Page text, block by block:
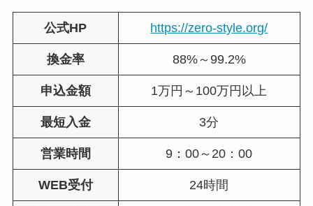
公式HP https://zero-style.org/
換金率 88%～99.2%
申込金額 1万円～100万円以上
最短入金 3分
営業時間 9：00～20：00
WEB受付 24時間